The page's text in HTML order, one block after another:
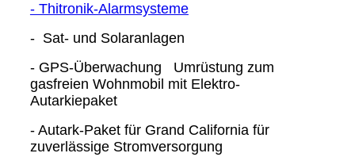
- Thitronik-Alarmsysteme
- Sat- und Solaranlagen
- GPS-Überwachung Umrüstung zum
gasfreien Wohnmobil mit Elektro-
Autarkiepaket
- Autark-Paket für Grand California für
zuverlässige Stromversorgung